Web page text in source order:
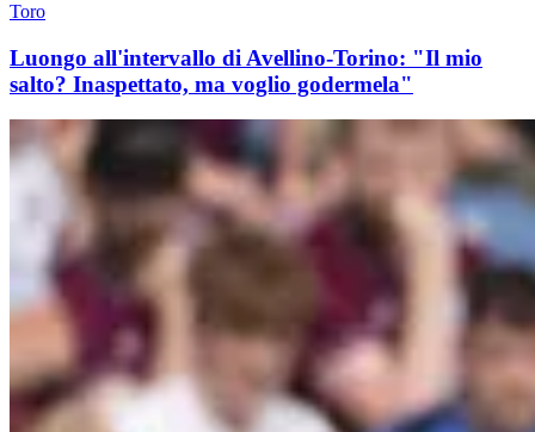
Toro
Luongo all'intervallo di Avellino-Torino: "Il mio
salto? Inaspettato, ma voglio godermela"